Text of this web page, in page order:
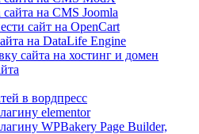
сайта на CMS Joomla
сайт на OpenCart
на DataLife Engine
сайта на хостинг и домен
в вордпресс
elementor
WPBakery Page Builder,